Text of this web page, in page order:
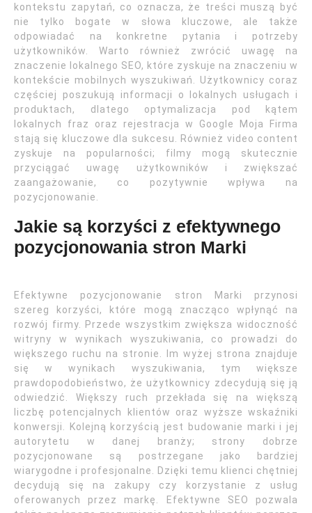
kontekstu zapytań, co oznacza, że treści muszą być
nie tylko bogate w słowa kluczowe, ale także
odpowiadać na konkretne pytania i potrzeby
użytkowników. Warto również zwrócić uwagę na
znaczenie lokalnego SEO, które zyskuje na znaczeniu w
kontekście mobilnych wyszukiwań. Użytkownicy coraz
częściej poszukują informacji o lokalnych usługach i
produktach, dlatego optymalizacja pod kątem
lokalnych fraz oraz rejestracja w Google Moja Firma
stają się kluczowe dla sukcesu. Również video content
zyskuje na popularności; filmy mogą skutecznie
przyciągać uwagę użytkowników i zwiększać
zaangażowanie, co pozytywnie wpływa na
pozycjonowanie.
Jakie są korzyści z efektywnego
pozycjonowania stron Marki
Efektywne pozycjonowanie stron Marki przynosi
szereg korzyści, które mogą znacząco wpłynąć na
rozwój firmy. Przede wszystkim zwiększa widoczność
witryny w wynikach wyszukiwania, co prowadzi do
większego ruchu na stronie. Im wyżej strona znajduje
się w wynikach wyszukiwania, tym większe
prawdopodobieństwo, że użytkownicy zdecydują się ją
odwiedzić. Większy ruch przekłada się na większą
liczbę potencjalnych klientów oraz wyższe wskaźniki
konwersji. Kolejną korzyścią jest budowanie marki i jej
autorytetu w danej branży; strony dobrze
pozycjonowane są postrzegane jako bardziej
wiarygodne i profesjonalne. Dzięki temu klienci chętniej
decydują się na zakupy czy korzystanie z usług
oferowanych przez markę. Efektywne SEO pozwala